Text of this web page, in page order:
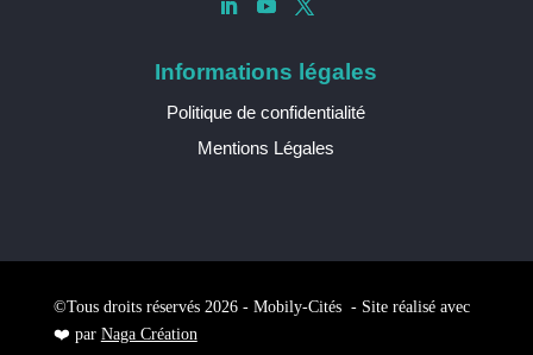
Informations légales
Politique de confidentialité
Mentions Légales
©Tous droits réservés 2026 - Mobily-Cités - Site réalisé avec
❤️ par Naga Création